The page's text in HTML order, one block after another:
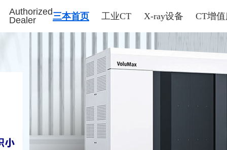
Authorized
Dealer
三本首页 工业CT X-ray设备 CT增